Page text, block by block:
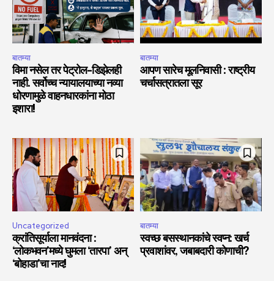
बातम्या
विमा नसेल तर पेट्रोल-डिझेलही
नाही. सर्वोच्च न्यायालयाच्या नव्या
धोरणामुळे वाहनधारकांना मोठा
इशारा!
बातम्या
आपण सारेच मूलनिवासी : राष्ट्रीय
चर्चासत्रातला सूर
Uncategorized
क्रांतिसूर्याला मानवंदना :
‘लोकभवन’मध्ये घुमला ‘तारपा’ अन्
‘बोहाडा’चा नाद!
बातम्या
स्वच्छ बसस्थानकांचे स्वप्न: खर्च
प्रवाशांवर, जबाबदारी कोणाची?